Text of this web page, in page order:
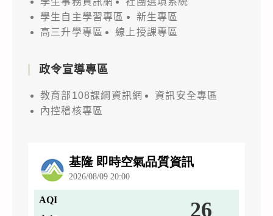
學生自主學習專區
新生專區
高三升學專區
線上授課專區
政令宣導專區
教育部108課綱資訊網
資訊安全專區
內控稽核專區